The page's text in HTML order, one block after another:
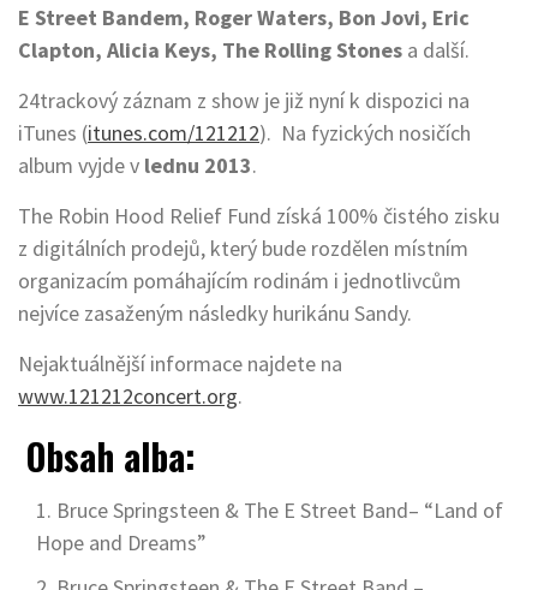
E Street Bandem, Roger Waters, Bon Jovi, Eric
Clapton, Alicia Keys, The Rolling Stones a další.
24trackový záznam z show je již nyní k dispozici na
iTunes (itunes.com/121212). Na fyzických nosičích
album vyjde v lednu 2013.
The Robin Hood Relief Fund získá 100% čistého zisku
z digitálních prodejů, který bude rozdělen místním
organizacím pomáhajícím rodinám i jednotlivcům
nejvíce zasaženým následky hurikánu Sandy.
Nejaktuálnější informace najdete na
www.121212concert.org.
Obsah alba:
Bruce Springsteen & The E Street Band– “Land of
Hope and Dreams”